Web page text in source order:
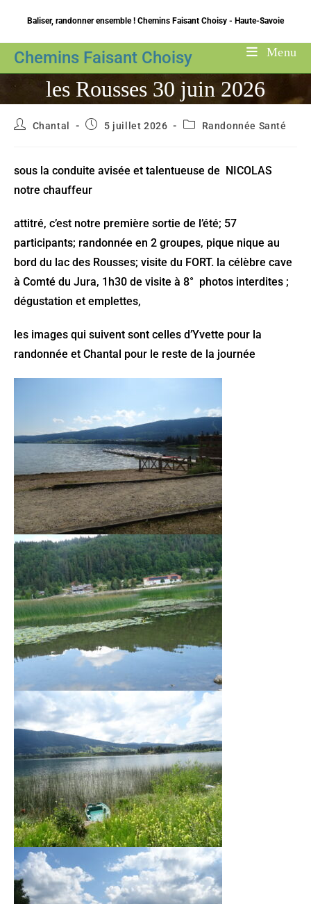
content
Baliser, randonner ensemble ! Chemins Faisant Choisy - Haute-Savoie
Chemins Faisant Choisy Menu
les Rousses 30 juin 2026
Auteur/autrice
Chantal
Publication
5 juillet 2026
PostRandonnée Santé
sous la conduite avisée et talentueuse de NICOLAS
notre chauffeur
attitré, c’est notre première sortie de l’été; 57
participants; randonnée en 2 groupes, pique nique au
bord du lac des Rousses; visite du FORT. la célèbre cave
à Comté du Jura, 1h30 de visite à 8° photos interdites ;
dégustation et emplettes,
les images qui suivent sont celles d’Yvette pour la
randonnée et Chantal pour le reste de la journée